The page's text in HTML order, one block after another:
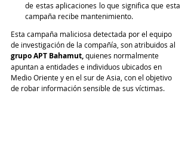
de estas aplicaciones lo que significa que esta
campaña recibe mantenimiento.
Esta campaña maliciosa detectada por el equipo
de investigación de la compañía, son atribuidos al
grupo APT Bahamut, quienes normalmente
apuntan a entidades e individuos ubicados en
Medio Oriente y en el sur de Asia, con el objetivo
de robar información sensible de sus víctimas.